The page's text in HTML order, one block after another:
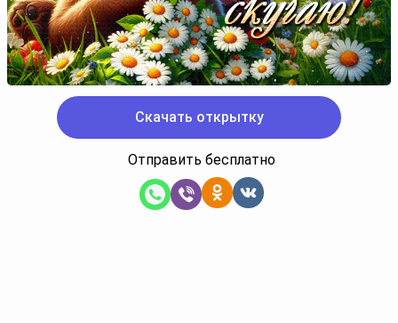
Скачать открытку
Отправить бесплатно